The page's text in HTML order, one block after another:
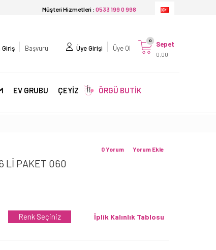
Müşteri Hizmetleri : 0533 199 0 998
Başvuru
Giriş Üye Girişi Üye Ol Sepet
0,00
0
EV GRUBU ÇEYİZ ÖRGÜ BUTİK
Lİ PAKET 060
Yorum Ekle
0 Yorum
İplik Kalınlık Tablosu
Renk Seçiniz